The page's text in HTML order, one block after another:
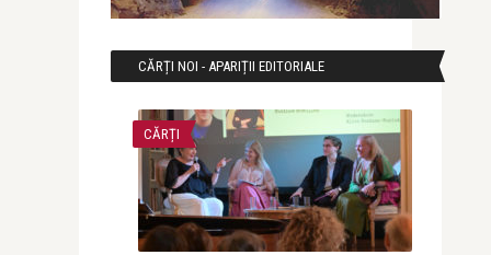
CĂRȚI NOI - APARIȚII EDITORIALE
CĂRȚI